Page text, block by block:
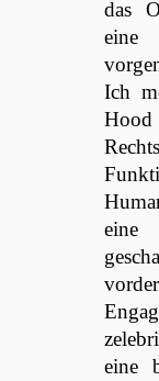
das
eine
Ich
eine
eine